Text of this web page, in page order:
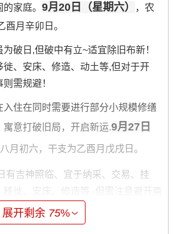
家庭。 9月20日（星期六）
，农
酉月辛卯日。
破日,但破中有立~适宜除旧布新！
徙、安床、修造、动土等,但对于开
需规避！
住在同时需要进行部分小规模修缮
意打破旧局，开启新运.9月27日
月初六，干支为乙酉月戊戌日。
有吉神照临、宜于纳采、交易、挂
土等事项...此日利于促进家庭人际关
较多或常有宾客往来的家庭，帮助提
展开剩余 75%